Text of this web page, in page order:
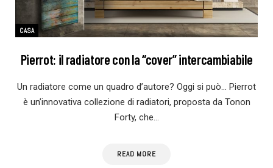
CASA
Pierrot: il radiatore con la “cover” intercambiabile
Un radiatore come un quadro d’autore? Oggi si può… Pierrot
è un’innovativa collezione di radiatori, proposta da Tonon
Forty, che…
READ MORE